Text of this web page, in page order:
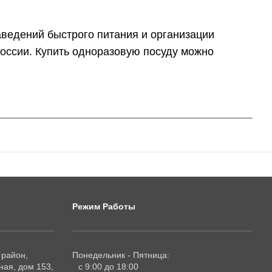
быстрого питания и организации
Купить одноразовую посуду можно
дом 153,
Режим Работы
Понедельник - Пятница:
с 9:00 до 18:00